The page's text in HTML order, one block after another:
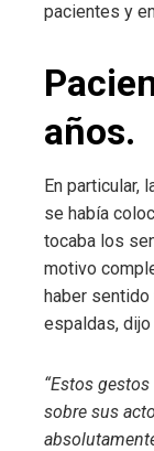
pacientes y
años.
En particular,
se había
tocaba los
motivo
haber
espaldas, dijo
“Estos
sobre sus